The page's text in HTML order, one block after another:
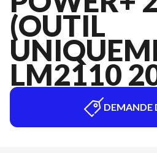
(OUTIL
LM2110
DEMANDE